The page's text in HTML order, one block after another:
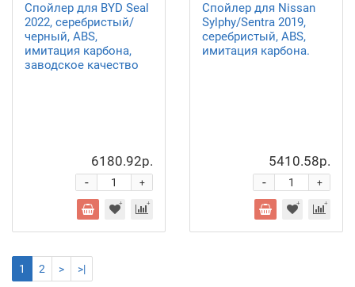
Спойлер для BYD Seal
2022, серебристый/
черный, ABS,
имитация карбона,
заводское качество
6180.92р.
+
-
Спойлер для Nissan
Sylphy/Sentra 2019,
серебристый, ABS,
имитация карбона.
5410.58р.
+
-
1 2 > >|